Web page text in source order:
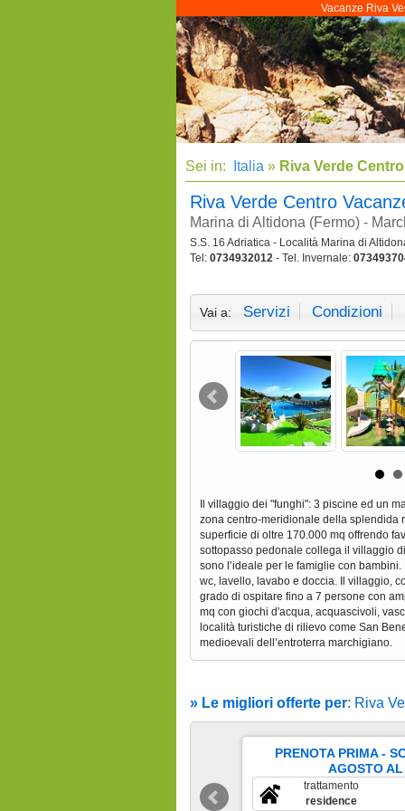
Vacanze Riva
Sei in: Italia » Riva Verde
Riva Verde Centro
Marina di Altidona (Fermo) -
S.S. 16 Adriatica - Località Marina di
Tel: 0734932012- Tel. Invernale:
Vai a: Servizi Condizioni
Il villaggio dei "funghi": 3 piscine ed un
zona centro-meridionale della splendida
superficie di oltre 170.000 mq offrendo
sottopasso pedonale collega il villaggio
sono l’ideale per le famiglie con
wc, lavello, lavabo e doccia. Il villaggio,
grado di ospitare fino a 7 persone con
mq con giochi d'acqua, acquascivoli,
località turistiche di rilievo come San
medioevali dell’entroterra marchigiano.
» Le migliori offerte per: Riva
PRENOTA PRIMA -
AGOSTO
trattamento
residence